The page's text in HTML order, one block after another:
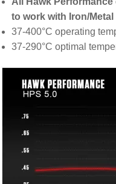
to work with Iron/
37-400°C operating
37-290°C optimal